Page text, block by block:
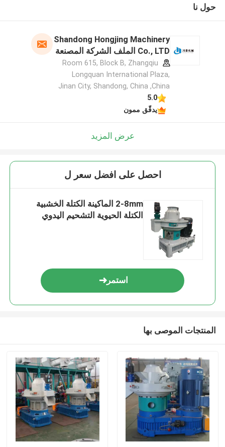
حول نا
Shandong Hongjing Machinery
Co., LTD الملف الشركة المصنعة
Room 615, Block B, Zhangqiu
Longquan International Plaza,
Jinan City, Shandong, China ,China
5.0
يدقّق ممون
عرض المزيد
احصل على افضل سعر ل
2-8mm الماكينة الكتلة الخشبية
الكتلة الحيوية التشحيم اليدوي
استمر
المنتجات الموصى بها